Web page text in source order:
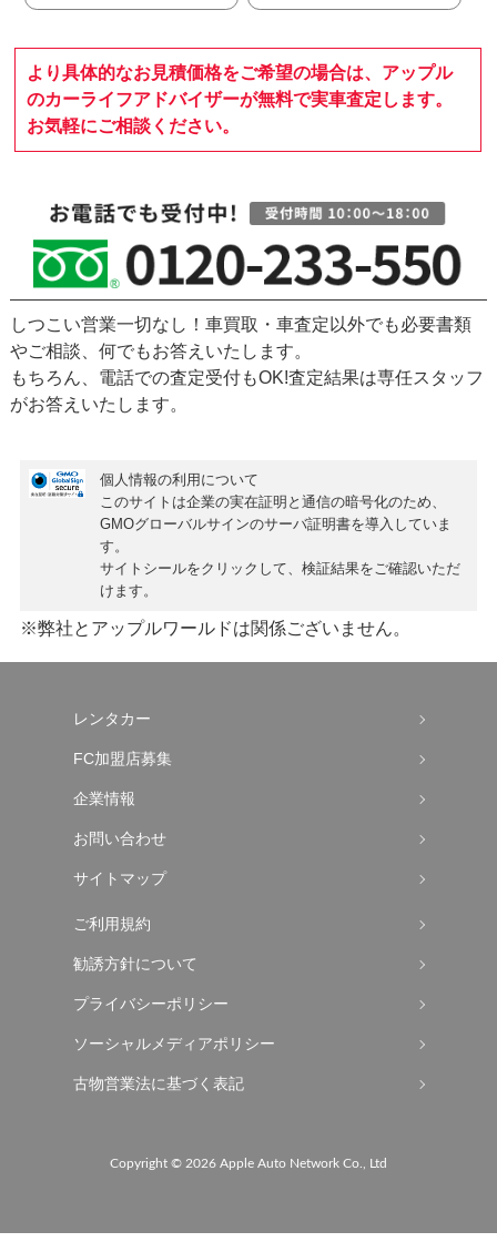
より具体的なお見積価格をご希望の場合は、アップル
のカーライフアドバイザーが無料で実車査定します。
お気軽にご相談ください。
しつこい営業一切なし！車買取・車査定以外でも必要書類
やご相談、何でもお答えいたします。
もちろん、 電話での査定受付もOK!査定結果は専任スタッフ
がお答えいたします。
個人情報の利用について
このサイトは企業の実在証明と通信の暗号化のため、
GMOグローバルサインのサーバ証明書を導入していま
す。
サイトシールをクリックして、検証結果をご確認いただ
けます。
※弊社とアップルワールドは関係ございません。
レンタカー
FC加盟店募集
企業情報
お問い合わせ
サイトマップ
ご利用規約
勧誘方針について
プライバシーポリシー
ソーシャルメディアポリシー
古物営業法に基づく表記
Copyright © 2026 Apple Auto Network Co., Ltd